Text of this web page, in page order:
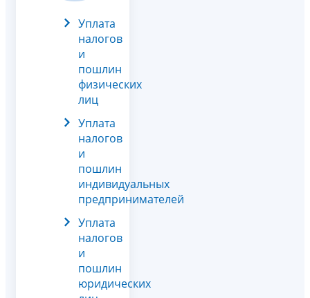
Уплата
налогов
и
пошлин
физических
лиц
Уплата
налогов
и
пошлин
индивидуальных
предпринимателей
Уплата
налогов
и
пошлин
юридических